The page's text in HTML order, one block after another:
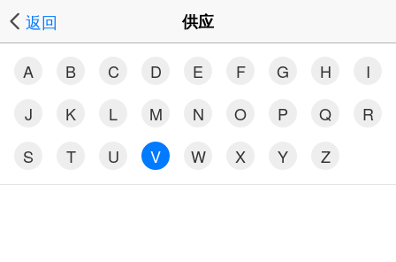
返回 供应
A B C D E F G H
I
J
K L M N O P Q
R
S
T U V W X Y Z